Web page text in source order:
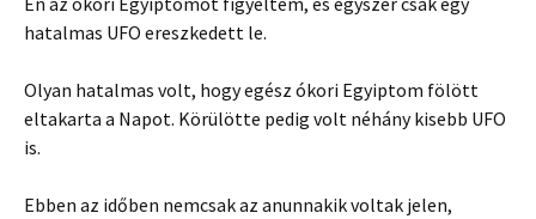
hatalmas UFO ereszkedett le.
Olyan hatalmas volt, hogy egész ókori Egyiptom fölött
eltakarta a Napot. Körülötte pedig volt néhány kisebb UFO
is.
Ebben az időben nemcsak az anunnakik voltak jelen,